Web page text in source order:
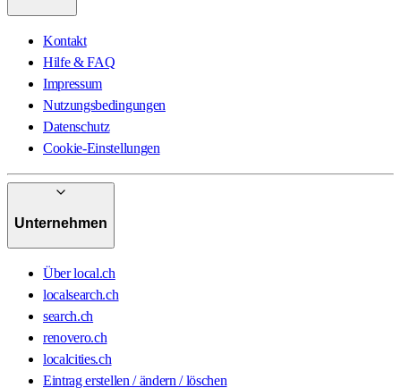
Kontakt
Hilfe & FAQ
Impressum
Nutzungsbedingungen
Datenschutz
Cookie-Einstellungen
Unternehmen
Über local.ch
localsearch.ch
search.ch
renovero.ch
localcities.ch
Eintrag erstellen / ändern / löschen